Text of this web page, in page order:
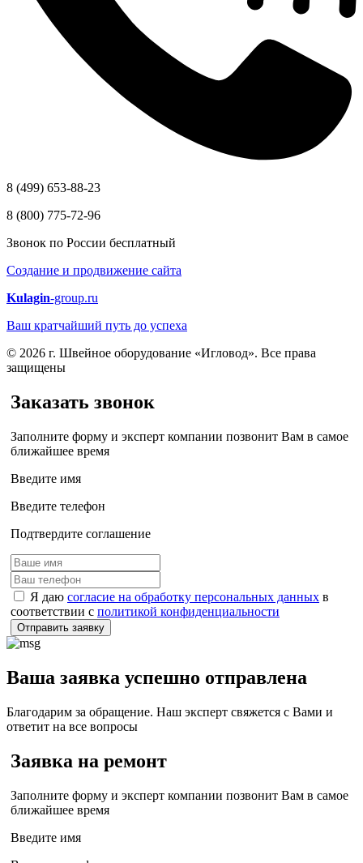
8 (499) 653-88-23
8 (800) 775-72-96
Звонок по России бесплатный
Создание и продвижение сайта
Kulagin-group.ru
Ваш кратчайший путь до успеха
© 2026 г. Швейное оборудование «Игловод». Все права
защищены
Заказать звонок
Заполните форму и эксперт компании позвонит Вам в самое
ближайшее время
Введите имя
Введите телефон
Подтвердите соглашение
Я даю согласие на обработку персональных данных в
соответствии с политикой конфиденциальности
Отправить заявку
Ваша заявка успешно отправлена
Благодарим за обращение. Наш эксперт свяжется с Вами и
ответит на все вопросы
Заявка на ремонт
Заполните форму и эксперт компании позвонит Вам в самое
ближайшее время
Введите имя